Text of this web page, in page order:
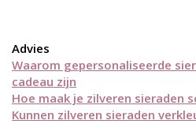
Advies
Waarom gepersonaliseerde
cadeau zijn
Hoe maak je zilveren sieraden
Kunnen zilveren sieraden